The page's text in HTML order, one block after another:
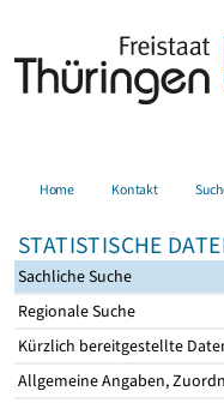
Home Kontakt
STATISTISCHE
Sachliche Suche
Regionale Suche
Kürzlich bereitgestellte
Allgemeine Angaben,